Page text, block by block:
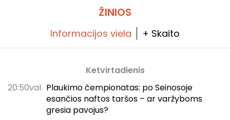
laikas išbandyti savo pojūčius! Be to, priešais
jus atsivers naujas, neįtikėtinai skanus
kavinės „Hans & Gretel“ pasaulis – jis jus
sužavės.
ŽINIOS
Informacijos viela + Skaito
Ketvirtadienis
20:50val. Plaukimo čempionatas: po Seinosoje
esančios naftos taršos – ar varžyboms
gresia pavojus?